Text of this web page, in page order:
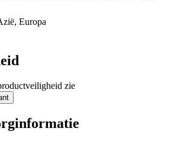
, Europa
zie